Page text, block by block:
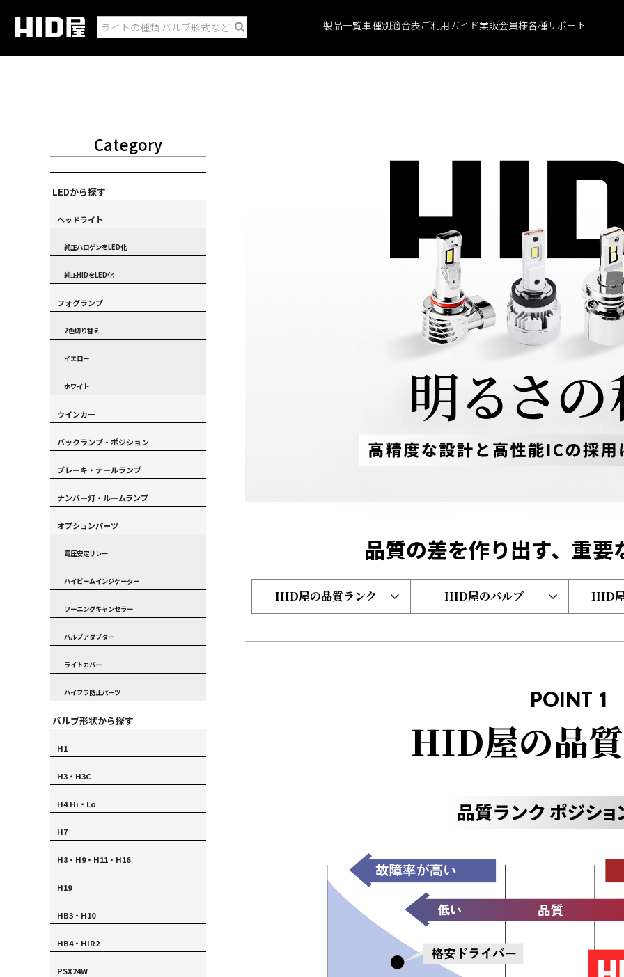
製品一覧車種別適合表ご利用ガイド業販会員様各種サポート
Category
LEDから探す
ヘッドライト
純正ハロゲンをLED化
純正HIDをLED化
フォグランプ
2色切り替え
イエロー
ホワイト
ウインカー
バックランプ・ポジション
ブレーキ・テールランプ
ナンバー灯・ルームランプ
オプションパーツ
電圧安定リレー
ハイビームインジケーター
ワーニングキャンセラー
バルブアダプター
ライトカバー
ハイフラ防止パーツ
バルブ形状から探す
H1
H3・H3C
H4 Hi・Lo
H7
H8・H9・H11・H16
H19
HB3・H10
HB4・HIR2
PSX24W
品質の差を作り出す、 重要
HID屋の品質ランク HID屋のバルブ HID
POINT 1
HID屋の品